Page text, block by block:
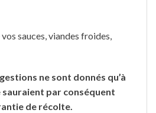
sauces, viandes froides,
ne sont donnés qu’à
par conséquent
de récolte.